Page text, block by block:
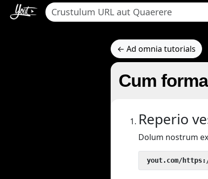
← Ad omnia tutorials
Cum
Reperio
Dolum nostrum
yout.com/